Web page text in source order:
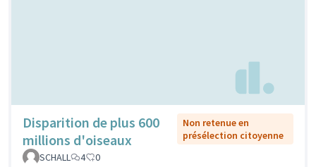
Disparition de plus 600
millions d'oiseaux
Non retenue en
présélection citoyenne
SCHALL
4 0